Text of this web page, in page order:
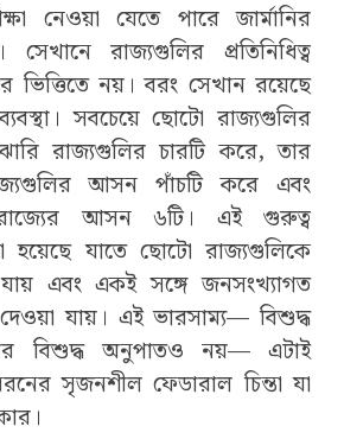
নেওয়া যেতে পারে জার্মানির
সেখানে রাজ্যগুলির প্রতিনিধিত্ব
ভিত্তিতে নয়। বরং সেখান রয়েছে
সবচেয়ে ছোটো রাজ্যগুলির
রাজ্যগুলির চারটি করে, তার
আসন পাঁচটি করে এবং
আসন ৬টি। এই গুরুত্ব
হয়েছে যাতে ছোটো রাজ্যগুলিকে
যায় এবং একই সঙ্গে জনসংখ্যাগত
দেওয়া যায়। এই ভারসাম্য— বিশুদ্ধ
বিশুদ্ধ অনুপাতও নয়— এটাই
ধরনের সৃজনশীল ফেডারাল চিন্তা যা